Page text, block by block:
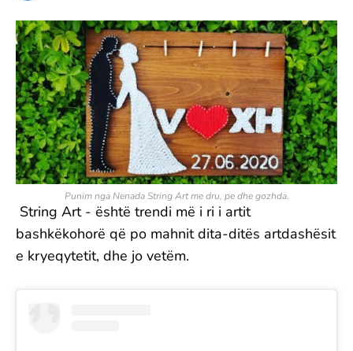
Punim nga Nenada String Art me dru, pe dhe gozhda.
String Art - është trendi më i ri i artit
bashkëkohorë që po mahnit dita-ditës artdashësit
e kryeqytetit, dhe jo vetëm.